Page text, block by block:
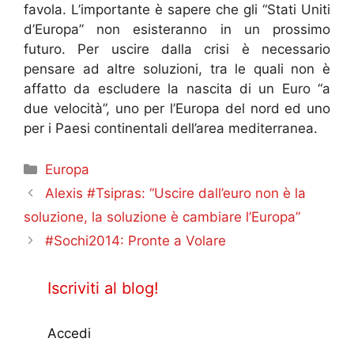
favola. L’importante è sapere che gli “Stati Uniti
d’Europa” non esisteranno in un prossimo
futuro. Per uscire dalla crisi è necessario
pensare ad altre soluzioni, tra le quali non è
affatto da escludere la nascita di un Euro “a
due velocità”, uno per l’Europa del nord ed uno
per i Paesi continentali dell’area mediterranea.
Categorie
Europa
Alexis #Tsipras: “Uscire dall’euro non è la
soluzione, la soluzione è cambiare l’Europa”
#Sochi2014: Pronte a Volare
Iscriviti al blog!
Accedi